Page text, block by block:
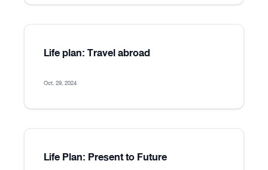
Life plan: Travel abroad
Oct. 29, 2024
Life Plan: Present to Future